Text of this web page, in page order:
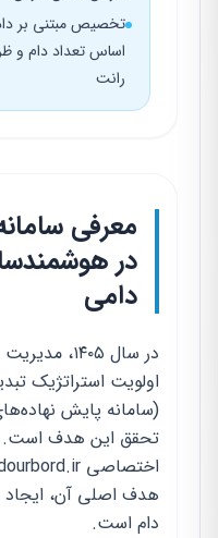
تخصیص مبتنی بر
اساس تعداد دام و
رانت
معرفی
در
دامی
در سال
اولویت استراتژیک
(سامانه پایش
تحقق این هدف است.
هدف اصلی آن، ایجاد
دام است.